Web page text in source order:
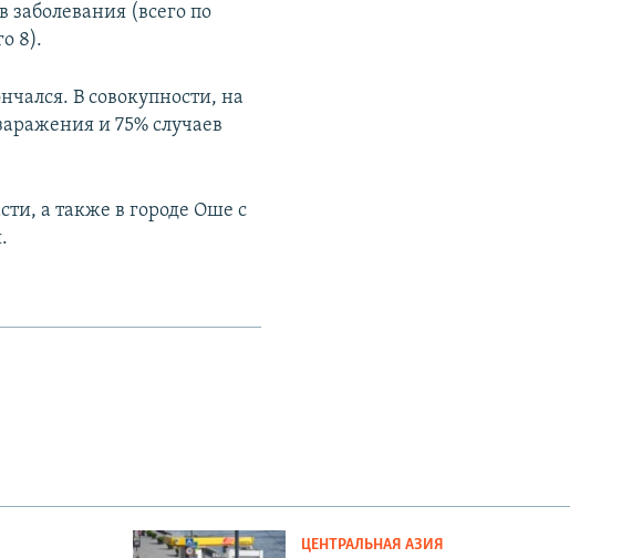
заболевания (всего по
8).
В совокупности, на
и 75% случаев
а также в городе Оше с
ЦЕНТРАЛЬНАЯ АЗИЯ